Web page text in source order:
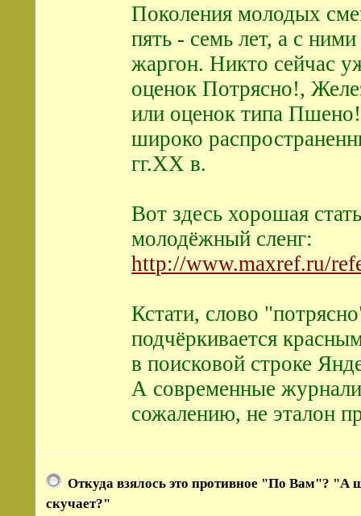
Поколения молодых
пять - семь лет, а с
жаргон. Никто сейчас
оценок Потрясно!,
или оценок типа
широко
гг.ХХ в.
Вот здесь хорошая
молодёжный сленг:
http://www.maxref.ru/
Кстати, слово
подчёркивается
в поисковой строке
А современные
сожалению, не эталон
Откуда взялось это противное "По Вам"? "А
скучает?"